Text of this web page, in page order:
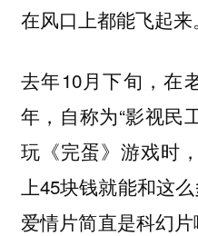
在风口上都能飞起来
去年10月下旬，在
年，自称为“影视民
玩《完蛋》游戏时
上45块钱就能和这
爱情片简直是科幻